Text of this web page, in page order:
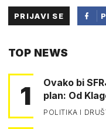
PRIJAVI SE
TOP NEWS
1
Ovako bi
plan: Od
POLITIKA I